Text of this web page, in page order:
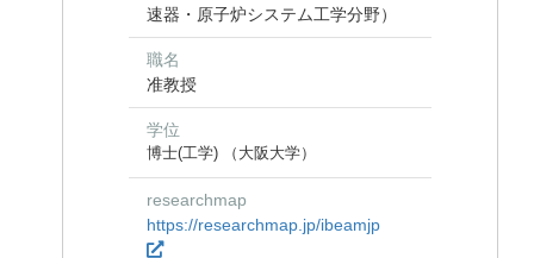
速器・原子炉システム工学分野）
職名
准教授
学位
博士(工学) （大阪大学）
researchmap
https://researchmap.jp/ibeamjp